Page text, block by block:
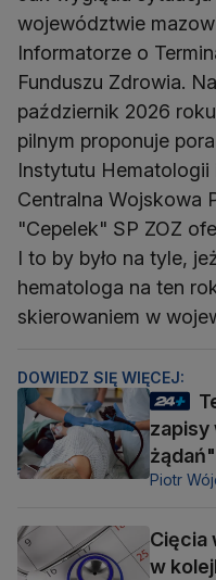
województwie
Informatorze o
Funduszu Zdrowia.
październik 2026
pilnym proponuje
Instytutu Hematologii
Centralna Wojskowa
"Cepelek" SP ZOZ
I to by było na tyle,
hematologa na ten
skierowaniem w
DOWIEDZ SIĘ WIĘCEJ:
zapisy
żądań"
Piotr
Cięcia
w